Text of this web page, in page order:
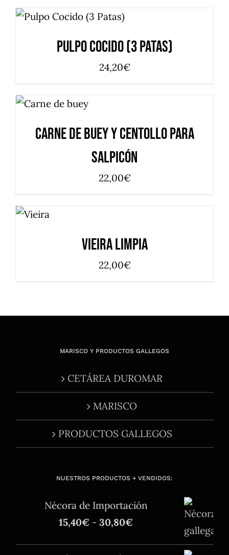
AÑADIR AL CARRITO
/
DETALLES
Pulpo Cocido (3 Patas)
24,20€
CARRITO
/
Carne de Buey y centollo para
Salpicón
22,00€
CARRITO
Vieira limpia
22,00€
MARISCO Y PRODUCTOS GALLEGOS
CETÁREA DUROMAR
MARISCO
PRODUCTOS GALLEGOS
NUESTROS PRODUCTOS + VENDIDOS:
Nécora de Importación
15,40€ - 30,80€Rango